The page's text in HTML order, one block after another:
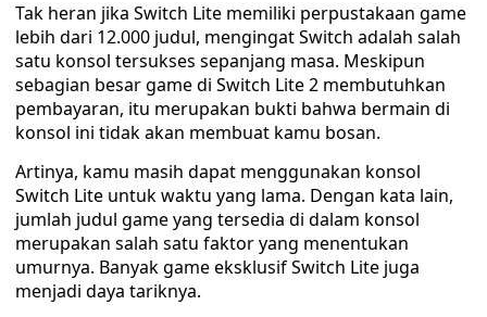
Tak heran jika Switch Lite memiliki perpustakaan game
lebih dari 12.000 judul, mengingat Switch adalah salah
satu konsol tersukses sepanjang masa. Meskipun
sebagian besar game di Switch Lite 2 membutuhkan
pembayaran, itu merupakan bukti bahwa bermain di
konsol ini tidak akan membuat kamu bosan.
Artinya, kamu masih dapat menggunakan konsol
Switch Lite untuk waktu yang lama. Dengan kata lain,
jumlah judul game yang tersedia di dalam konsol
merupakan salah satu faktor yang menentukan
umurnya. Banyak game eksklusif Switch Lite juga
menjadi daya tariknya.